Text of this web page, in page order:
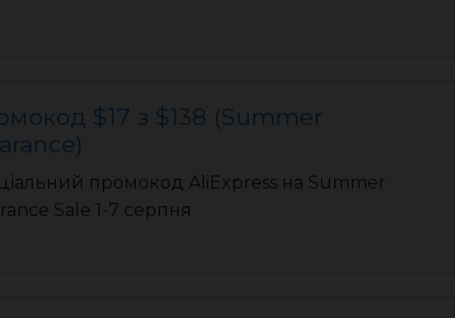
$17 з $138 (Summer
промокод AliExpress на Summer
Sale 1-7 серпня